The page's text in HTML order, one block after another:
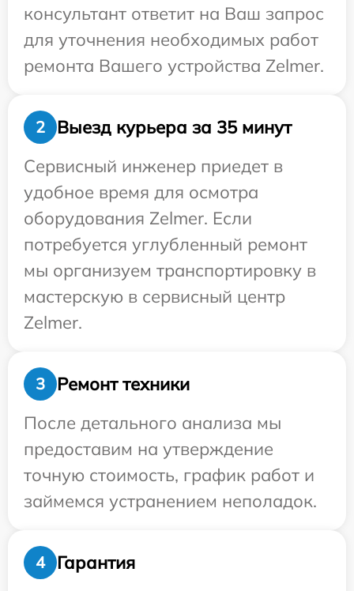
консультант ответит на Ваш запрос
для уточнения необходимых работ
ремонта Вашего устройства Zelmer.
2
Выезд курьера за 35 минут
Сервисный инженер приедет в
удобное время для осмотра
оборудования Zelmer. Если
потребуется углубленный ремонт
мы организуем транспортировку в
мастерскую в сервисный центр
Zelmer.
3
Ремонт техники
После детального анализа мы
предоставим на утверждение
точную стоимость, график работ и
займемся устранением неполадок.
4
Гарантия